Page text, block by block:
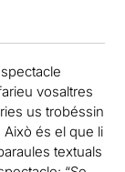
vosaltres
us trobéssin
és el que li
textuals